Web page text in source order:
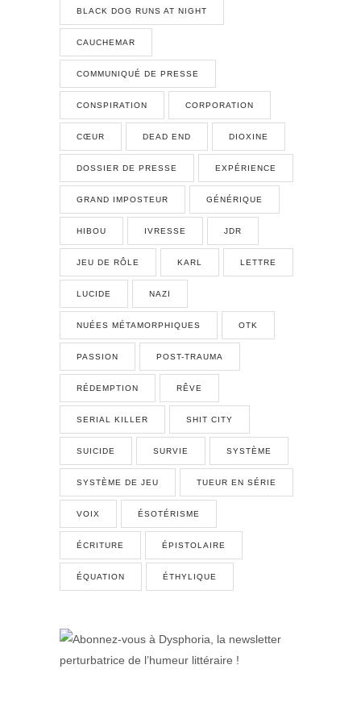
BLACK DOG RUNS AT NIGHT
CAUCHEMAR
COMMUNIQUÉ DE PRESSE
CONSPIRATION CORPORATION
CŒUR DEAD END DIOXINE
DOSSIER DE PRESSE EXPÉRIENCE
GRAND IMPOSTEUR GÉNÉRIQUE
HIBOU IVRESSE JDR
JEU DE RÔLE KARL LETTRE
LUCIDE NAZI
NUÉES MÉTAMORPHIQUES OTK
PASSION POST-TRAUMA
RÉDEMPTION RÊVE
SERIAL KILLER SHIT CITY
SUICIDE SURVIE SYSTÈME
SYSTÈME DE JEU TUEUR EN SÉRIE
VOIX ÉSOTÉRISME
ÉCRITURE ÉPISTOLAIRE
ÉQUATION ÉTHYLIQUE